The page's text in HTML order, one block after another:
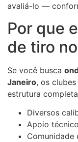
avaliá-lo —
Por que
de tiro
Se você busca
Janeiro, os
estrutura
Diversos
Apoio
Comunidade